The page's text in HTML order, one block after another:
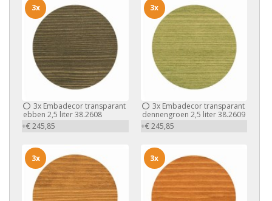
3x Embadecor transparant
ebben 2,5 liter 38.2608
+€ 245,85
3x
3xEmbadecor transparant
dennengroen 2,5 liter 38.2609
+€ 245,85
3x
3x 3x